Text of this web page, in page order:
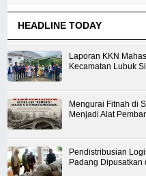
HEADLINE TODAY
Laporan KKN
Kecamatan Lubuk
Mengurai Fitnah di
Menjadi Alat
Pendistribusian
Padang Dipusatkan